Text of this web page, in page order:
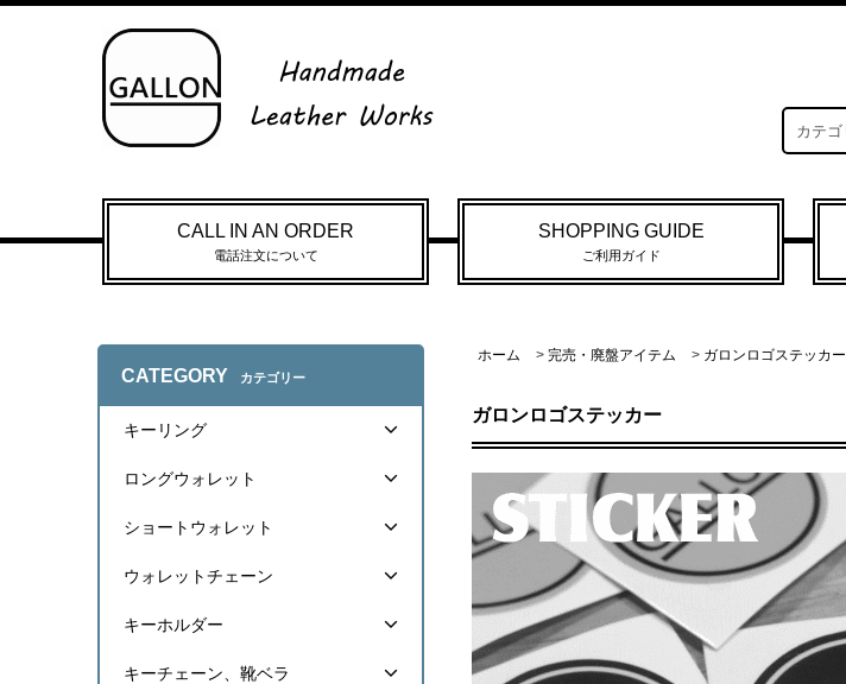
CALL IN AN ORDER
電話注文について
SHOPPING GUIDE
ご利用ガイド
ホーム > 完売・廃盤アイテム > ガロンロゴステッカー
ガロンロゴステッカー
CATEGORY カテゴリー
キーリング
ロングウォレット
ショートウォレット
ウォレットチェーン
キーホルダー
キーチェーン、靴ベラ